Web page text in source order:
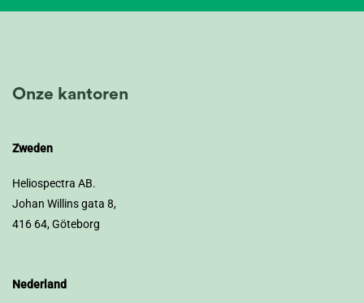
Onze kantoren
Zweden
Heliospectra AB.
Johan Willins gata 8,
416 64, Göteborg
Nederland